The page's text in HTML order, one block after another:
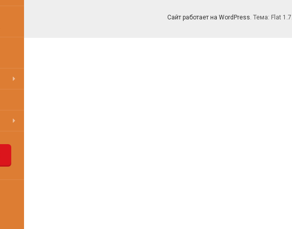
Сайт работает на WordPress. Тема: Flat